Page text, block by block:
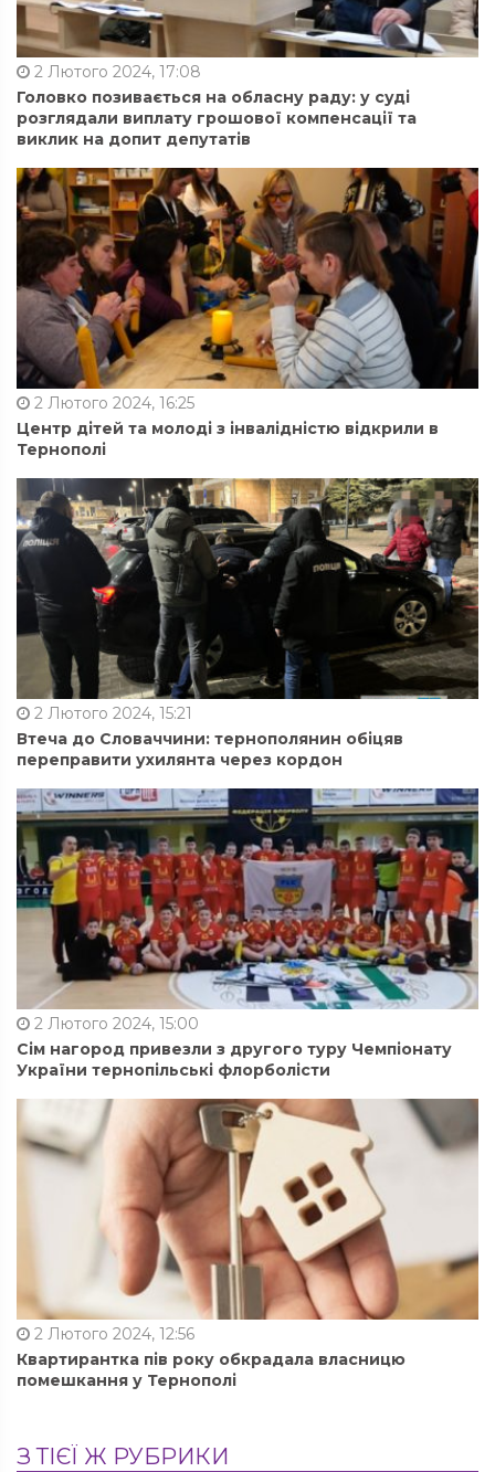
2 Лютого 2024, 17:08
Головко позивається на обласну раду: у суді
розглядали виплату грошової компенсації та
виклик на допит депутатів
2 Лютого 2024, 16:25
Центр дітей та молоді з інвалідністю відкрили в
Тернополі
2 Лютого 2024, 15:21
Втеча до Словаччини: тернополянин обіцяв
переправити ухилянта через кордон
2 Лютого 2024, 15:00
Сім нагород привезли з другого туру Чемпіонату
України тернопільські флорболісти
2 Лютого 2024, 12:56
Квартирантка пів року обкрадала власницю
помешкання у Тернополі
З ТІЄЇ Ж РУБРИКИ